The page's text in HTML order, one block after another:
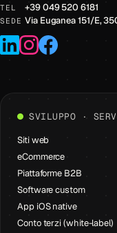
TEL +39 049 520 6181
SEDE Via Euganea 151/E,
LinkedIn
Instagram
Facebook
SVILUPPO ·
Siti web
eCommerce
Piattaforme B2B
Software custom
App iOS native
Conto terzi (white-label)